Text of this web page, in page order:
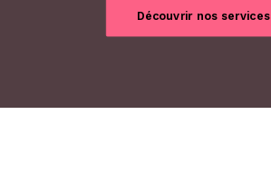
Découvrir nos services